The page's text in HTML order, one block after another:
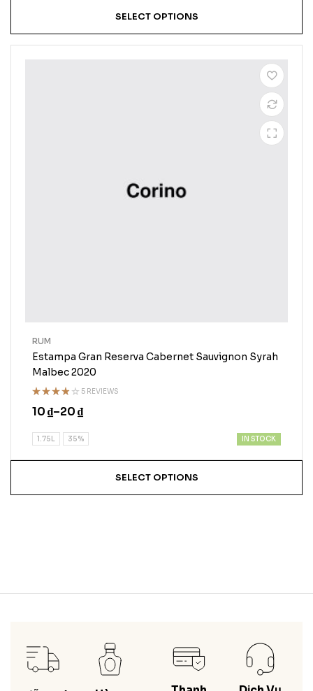
SELECT OPTIONS
Estampa Gran Reserva Cabernet Sauvignon Syrah
Malbec 2020
Rated
3.75
5
5 REVIEWS
RUM
10₫–20₫
1.75L 35% IN STOCK
SELECT OPTIONS